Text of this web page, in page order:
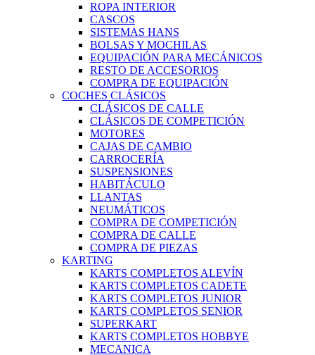
ROPA INTERIOR
CASCOS
SISTEMAS HANS
BOLSAS Y MOCHILAS
EQUIPACIÓN PARA MECÁNICOS
RESTO DE ACCESORIOS
COMPRA DE EQUIPACIÓN
COCHES CLÁSICOS
CLÁSICOS DE CALLE
CLÁSICOS DE COMPETICIÓN
MOTORES
CAJAS DE CAMBIO
CARROCERÍA
SUSPENSIONES
HABITÁCULO
LLANTAS
NEUMÁTICOS
COMPRA DE COMPETICIÓN
COMPRA DE CALLE
COMPRA DE PIEZAS
KARTING
KARTS COMPLETOS ALEVÍN
KARTS COMPLETOS CADETE
KARTS COMPLETOS JUNIOR
KARTS COMPLETOS SENIOR
SUPERKART
KARTS COMPLETOS HOBBYE
MECANICA